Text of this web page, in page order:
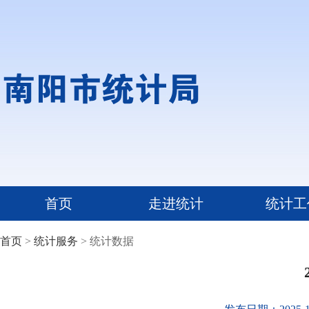
首页 走进统计 统计
首页 > 统计服务 > 统计数据